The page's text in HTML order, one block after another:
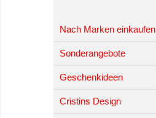
Nach Marken einkaufen
Sonderangebote
Geschenkideen
Cristins Design